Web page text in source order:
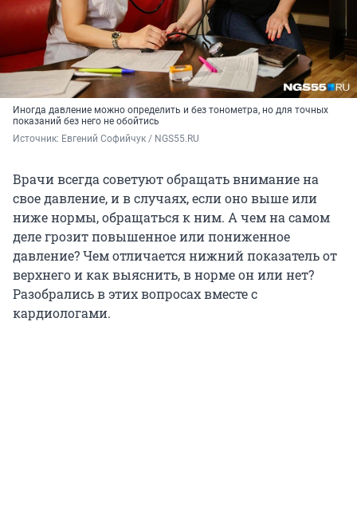
Иногда давление можно определить и без тонометра, но для точных
показаний без него не обойтись
Источник: Евгений Софийчук / NGS55.RU
Врачи всегда советуют обращать внимание на
свое давление, и в случаях, если оно выше или
ниже нормы, обращаться к ним. А чем на самом
деле грозит повышенное или пониженное
давление? Чем отличается нижний показатель от
верхнего и как выяснить, в норме он или нет?
Разобрались в этих вопросах вместе с
кардиологами.